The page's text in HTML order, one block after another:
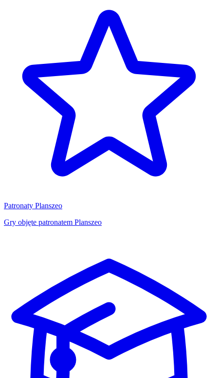
Patronaty Planszeo
Gry objęte patronatem Planszeo